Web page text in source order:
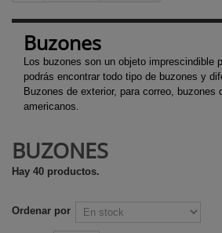
Buzones
Los buzones son un objeto imprescindible
podrás encontrar todo tipo de buzones y
Buzones de exterior, para correo, buzones
americanos.
BUZONES
Hay 40 productos.
Ordenar por